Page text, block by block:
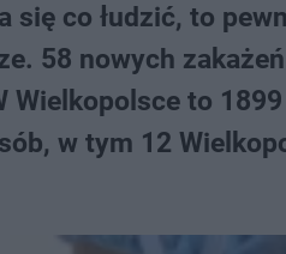
się co łudzić, to
58 nowych
to
w tym 12